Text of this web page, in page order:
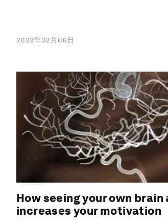
2023年02月08日
How seeing your own
increases your motivation